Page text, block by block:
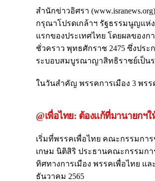
สำนักข่าวอิศรา
กรุณาโปรดเกล้าฯ รัฐธรรมนูญแห่
แรกของประเทศไทย โดยผลของ
ชั่วคราว พุทธศักราช 2475 ซึ่งปร
ระบอบสมบูรณาญาสิทธิราชย์เป็นร
ในวันสำคัญ พรรคการเมือง 3 พร
@เพื่อไทย: ต้องแก้ที่มานายกฯใ
เริ่มที่พรรคเพื่อไทย คณะกรรมกา
เกษม นิติสิริ ประธานคณะกรรมกา
ทิศทางการเมือง พรรคเพื่อไทย แ
ธันวาคม 2565